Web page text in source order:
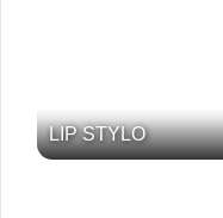
LIP STYLO